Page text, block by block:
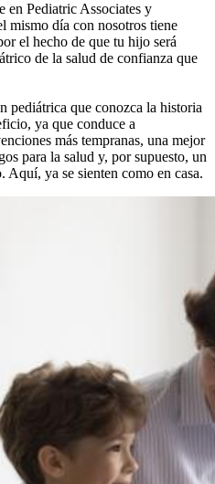
en Pediatric Associates y
mismo día con nosotros tiene
el hecho de que tu hijo será
de la salud de confianza que
pediátrica que conozca la historia
ya que conduce a
más tempranas, una mejor
para la salud y, por supuesto, un
ya se sienten como en casa.